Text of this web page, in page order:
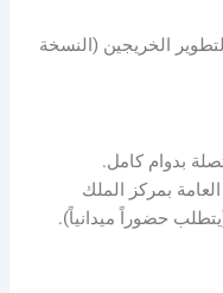
الخريجين (النسخة
بمركز الملك
حضوراً ميدانياً).